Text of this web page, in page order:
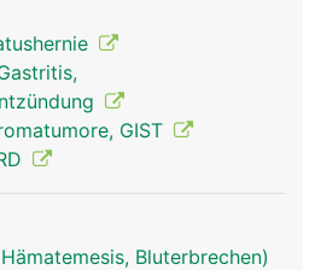
GIST
Bluterbrechen)